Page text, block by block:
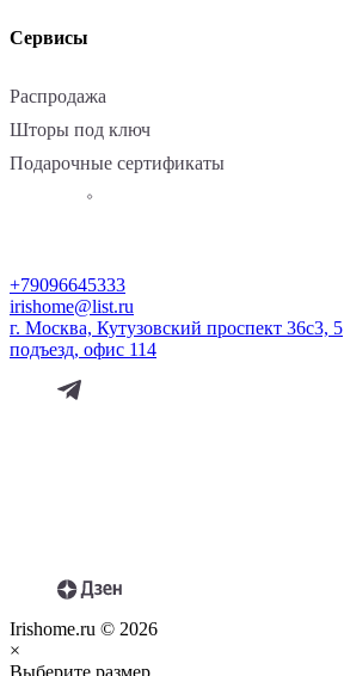
Сервисы
Распродажа
Шторы под ключ
Подарочные сертификаты
+79096645333
irishome@list.ru
г. Москва, Кутузовский проспект 36с3, 5
подъезд, офис 114
Irishome.ru © 2026
×